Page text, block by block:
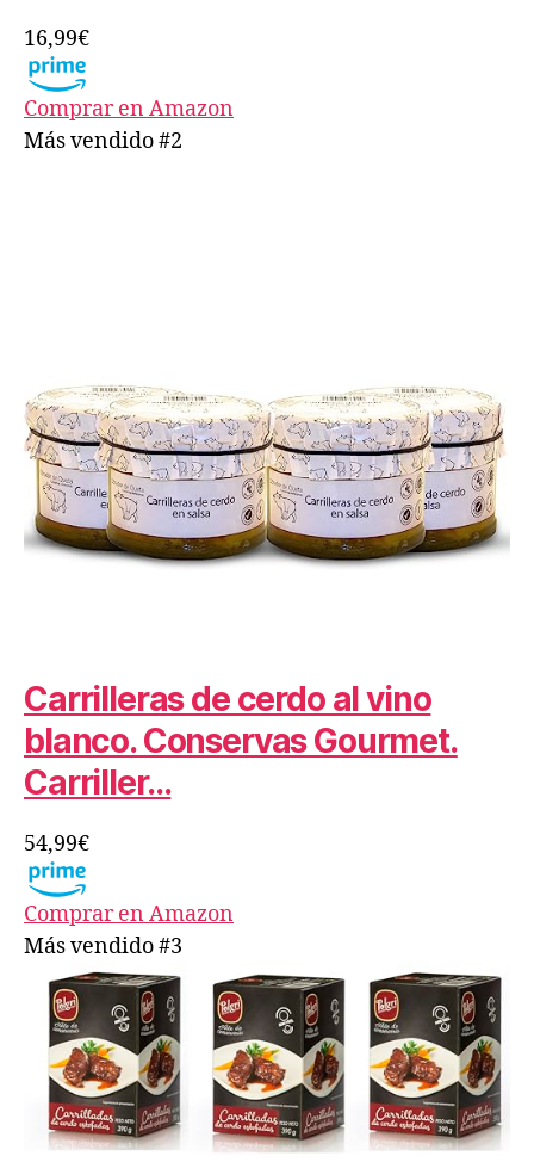
16,99€
Comprar en Amazon
Más vendido #2
Carrilleras de cerdo al vino
blanco. Conservas Gourmet.
Carriller…
54,99€
Comprar en Amazon
Más vendido #3